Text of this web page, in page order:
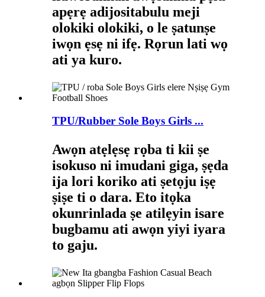
apẹrẹ adijositabulu meji
olokiki olokiki, o le ṣatunṣe
iwọn ẹsẹ ni ifẹ. Rọrun lati wọ
ati ya kuro.
TPU/Rubber Sole Boys Girls ...
Awọn atẹlẹsẹ rọba ti kii ṣe
isokuso ni imudani giga, ṣẹda
ija lori koriko ati ṣetọju iṣẹ
ṣiṣe ti o dara. Eto itọka
okunrinlada ṣe atilẹyin isare
bugbamu ati awọn yiyi iyara
to gaju.